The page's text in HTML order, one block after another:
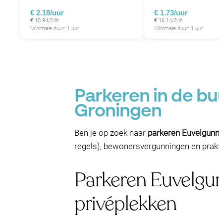
€ 2.18/uur
€ 10.94/24h
Minimale duur: 1 uur
€ 1.73/uur
€ 16.14/24h
Minimale duur: 1 uur
Parkeren in de
Groningen
Ben je op zoek naar parkeren
regels), bewonersvergunningen en
Parkeren
privéplekken